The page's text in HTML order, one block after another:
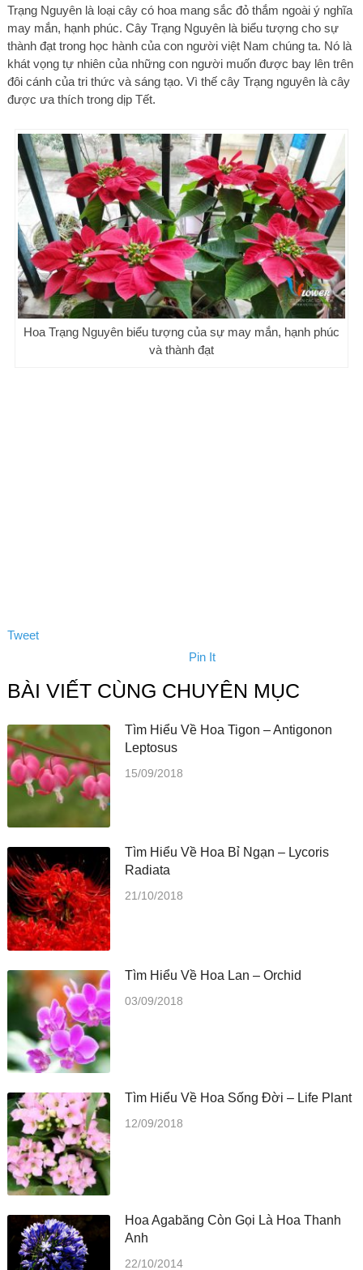
Trạng Nguyên là loại cây có hoa mang sắc đỏ thắm ngoài ý nghĩa
may mắn, hạnh phúc. Cây Trạng Nguyên là biểu tượng cho sự
thành đạt trong học hành của con người việt Nam chúng ta. Nó là
khát vọng tự nhiên của những con người muốn được bay lên trên
đôi cánh của tri thức và sáng tạo. Vì thế cây Trạng nguyên là cây
được ưa thích trong dịp Tết.
Hoa Trạng Nguyên biểu tượng của sự may mắn, hạnh phúc
và thành đạt
Tweet
Pin It
BÀI VIẾT CÙNG CHUYÊN MỤC
Tìm Hiểu Về Hoa Tigon – Antigonon
Leptosus
15/09/2018
Tìm Hiểu Về Hoa Bỉ Ngạn – Lycoris
Radiata
21/10/2018
Tìm Hiểu Về Hoa Lan – Orchid
03/09/2018
Tìm Hiểu Về Hoa Sống Đời – Life Plant
12/09/2018
Hoa Agabăng Còn Gọi Là Hoa Thanh
Anh
22/10/2014